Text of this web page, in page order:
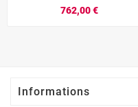
762,00 €
Informations